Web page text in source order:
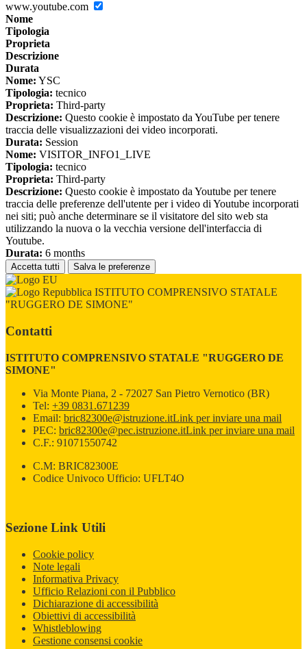
www.youtube.com
Nome
Tipologia
Proprieta
Descrizione
Durata
Nome: YSC
Tipologia: tecnico
Proprieta: Third-party
Descrizione: Questo cookie è impostato da YouTube per tenere
traccia delle visualizzazioni dei video incorporati.
Durata: Session
Nome: VISITOR_INFO1_LIVE
Tipologia: tecnico
Proprieta: Third-party
Descrizione: Questo cookie è impostato da Youtube per tenere
traccia delle preferenze dell'utente per i video di Youtube incorporati
nei siti; può anche determinare se il visitatore del sito web sta
utilizzando la nuova o la vecchia versione dell'interfaccia di
Youtube.
Durata: 6 months
Accetta tutti Salva le preferenze
ISTITUTO COMPRENSIVO STATALE
"RUGGERO DE SIMONE"
Contatti
ISTITUTO COMPRENSIVO STATALE "RUGGERO DE
SIMONE"
Via Monte Piana, 2 - 72027 San Pietro Vernotico (BR)
Tel: +39 0831.671239
Email: bric82300e@istruzione.itLink per inviare una mail
PEC: bric82300e@pec.istruzione.itLink per inviare una mail
C.F.: 91071550742
C.M: BRIC82300E
Codice Univoco Ufficio: UFLT4O
Sezione Link Utili
Cookie policy
Note legali
Informativa Privacy
Ufficio Relazioni con il Pubblico
Dichiarazione di accessibilità
Obiettivi di accessibilità
Whistleblowing
Gestione consensi cookie